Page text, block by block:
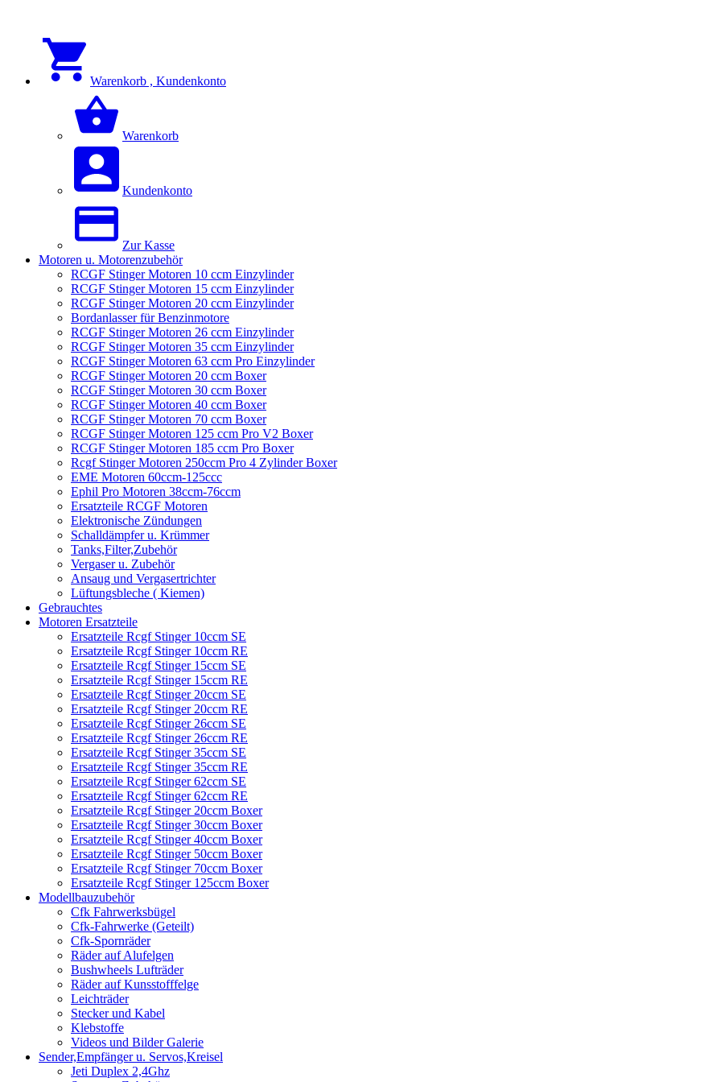
Warenkorb , Kundenkonto
Warenkorb
Kundenkonto
Zur Kasse
Motoren u. Motorenzubehör
RCGF Stinger Motoren 10 ccm Einzylinder
RCGF Stinger Motoren 15 ccm Einzylinder
RCGF Stinger Motoren 20 ccm Einzylinder
Bordanlasser für Benzinmotore
RCGF Stinger Motoren 26 ccm Einzylinder
RCGF Stinger Motoren 35 ccm Einzylinder
RCGF Stinger Motoren 63 ccm Pro Einzylinder
RCGF Stinger Motoren 20 ccm Boxer
RCGF Stinger Motoren 30 ccm Boxer
RCGF Stinger Motoren 40 ccm Boxer
RCGF Stinger Motoren 70 ccm Boxer
RCGF Stinger Motoren 125 ccm Pro V2 Boxer
RCGF Stinger Motoren 185 ccm Pro Boxer
Rcgf Stinger Motoren 250ccm Pro 4 Zylinder Boxer
EME Motoren 60ccm-125ccc
Ephil Pro Motoren 38ccm-76ccm
Ersatzteile RCGF Motoren
Elektronische Zündungen
Schalldämpfer u. Krümmer
Tanks,Filter,Zubehör
Vergaser u. Zubehör
Ansaug und Vergasertrichter
Lüftungsbleche ( Kiemen)
Gebrauchtes
Motoren Ersatzteile
Ersatzteile Rcgf Stinger 10ccm SE
Ersatzteile Rcgf Stinger 10ccm RE
Ersatzteile Rcgf Stinger 15ccm SE
Ersatzteile Rcgf Stinger 15ccm RE
Ersatzteile Rcgf Stinger 20ccm SE
Ersatzteile Rcgf Stinger 20ccm RE
Ersatzteile Rcgf Stinger 26ccm SE
Ersatzteile Rcgf Stinger 26ccm RE
Ersatzteile Rcgf Stinger 35ccm SE
Ersatzteile Rcgf Stinger 35ccm RE
Ersatzteile Rcgf Stinger 62ccm SE
Ersatzteile Rcgf Stinger 62ccm RE
Ersatzteile Rcgf Stinger 20ccm Boxer
Ersatzteile Rcgf Stinger 30ccm Boxer
Ersatzteile Rcgf Stinger 40ccm Boxer
Ersatzteile Rcgf Stinger 50ccm Boxer
Ersatzteile Rcgf Stinger 70ccm Boxer
Ersatzteile Rcgf Stinger 125ccm Boxer
Modellbauzubehör
Cfk Fahrwerksbügel
Cfk-Fahrwerke (Geteilt)
Cfk-Spornräder
Räder auf Alufelgen
Bushwheels Lufträder
Räder auf Kunsstofffelge
Leichträder
Stecker und Kabel
Klebstoffe
Videos und Bilder Galerie
Sender,Empfänger u. Servos,Kreisel
Jeti Duplex 2,4Ghz